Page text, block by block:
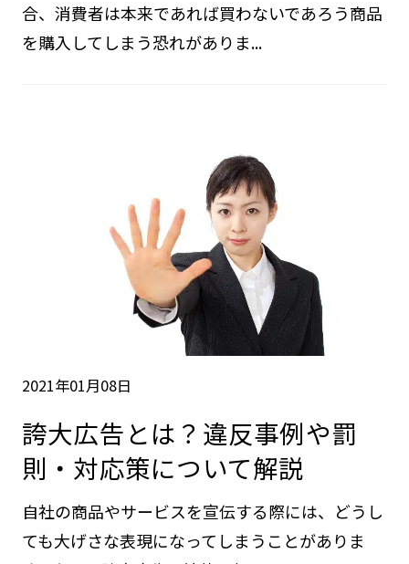
合、消費者は本来であれば買わないであろう商品
を購入してしまう恐れがありま...
2021年01月08日
誇大広告とは？違反事例や罰
則・対応策について解説
自社の商品やサービスを宣伝する際には、どうし
ても大げさな表現になってしまうことがありま